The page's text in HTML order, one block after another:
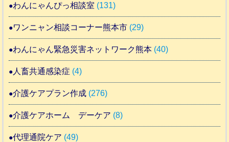
わんにゃんぴっ相談室 (131)
ワンニャン相談コーナー熊本市 (29)
わんにゃん緊急災害ネットワーク熊本 (40)
人畜共通感染症 (4)
介護ケアプラン作成 (276)
介護ケアホーム デーケア (8)
代理通院ケア (49)